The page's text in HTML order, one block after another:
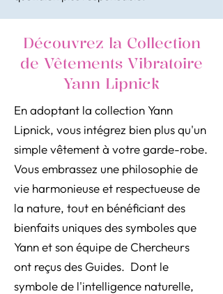
Découvrez la Collection
de Vêtements Vibratoire
Yann Lipnick
En adoptant la collection Yann
Lipnick, vous intégrez bien plus qu'un
simple vêtement à votre garde-robe.
Vous embrassez une philosophie de
vie harmonieuse et respectueuse de
la nature, tout en bénéficiant des
bienfaits uniques des symboles que
Yann et son équipe de Chercheurs
ont reçus des Guides. Dont le
symbole de l'intelligence naturelle,